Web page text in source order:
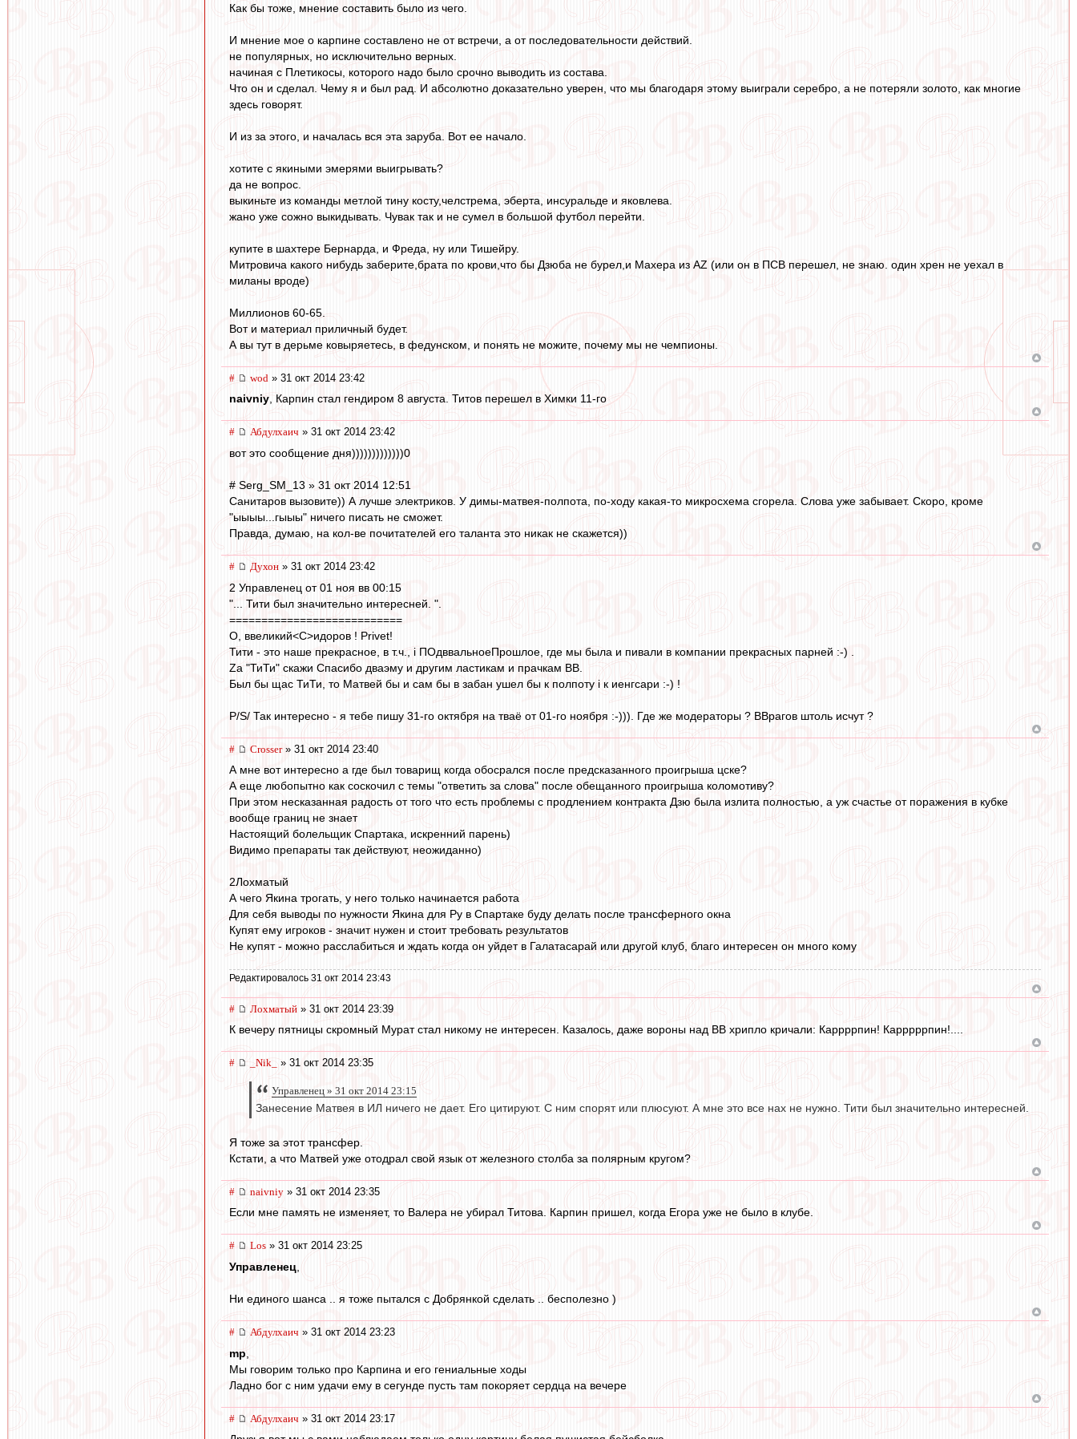
Как бы тоже, мнение составить было из чего.
И мнение мое о карпине составлено не от встречи, а от последовательности действий.
не популярных, но исключительно верных.
начиная с Плетикосы, которого надо было срочно выводить из состава.
Что он и сделал. Чему я и был рад. И абсолютно доказательно уверен, что мы благодаря этому выиграли серебро, а не потеряли золото, как многие
здесь говорят.
И из за этого, и началась вся эта заруба. Вот ее начало.
хотите с якиными эмерями выигрывать?
да не вопрос.
выкиньте из команды метлой тину косту,челстрема, эберта, инсуральде и яковлева.
жано уже сожно выкидывать. Чувак так и не сумел в большой футбол перейти.
купите в шахтере Бернарда, и Фреда, ну или Тишейру.
Митровича какого нибудь заберите,брата по крови,что бы Дзюба не бурел,и Махера из АZ (или он в ПСВ перешел, не знаю. один хрен не уехал в
миланы вроде)
Миллионов 60-65.
Вот и материал приличный будет.
А вы тут в дерьме ковыряетесь, в федунском, и понять не можите, почему мы не чемпионы.
# wod » 31 окт 2014 23:42
naivniy, Карпин стал гендиром 8 августа. Титов перешел в Химки 11-го
# Абдулхаич » 31 окт 2014 23:42
вот это сообщение дня)))))))))))))0
# Serg_SM_13 » 31 окт 2014 12:51
Санитаров вызовите)) А лучше электриков. У димы-матвея-полпота, по-ходу какая-то микросхема сгорела. Слова уже забывает. Скоро, кроме
"ыыыы...гыыы" ничего писать не сможет.
Правда, думаю, на кол-ве почитателей его таланта это никак не скажется))
# Духон » 31 окт 2014 23:42
2 Управленец от 01 ноя вв 00:15
"... Тити был значительно интересней. ".
===========================
О, ввеликий<C>идоров ! Privet!
Тити - это наше прекрасное, в т.ч., i ПОдввальноеПрошлое, где мы была и пивали в компании прекрасных парней :-) .
Zа "ТиТи" скажи Спасибо дваэму и другим ластикам и прачкам ВВ.
Был бы щас ТиТи, то Матвей бы и сам бы в забан ушел бы к полпоту i к иенгсари :-) !
P/S/ Так интересно - я тебе пишу 31-го октября на тваё от 01-го ноября :-))). Где же модераторы ? ВВрагов штоль исчут ?
# Crosser» 31 окт 2014 23:40
А мне вот интересно а где был товарищ когда обосрался после предсказанного проигрыша цске?
А еще любопытно как соскочил с темы "ответить за слова" после обещанного проигрыша коломотиву?
При этом несказанная радость от того что есть проблемы с продлением контракта Дзю была излита полностью, а уж счастье от поражения в кубке
вообще границ не знает
Настоящий болельщик Спартака, искренний парень)
Видимо препараты так действуют, неожиданно)
2Лохматый
А чего Якина трогать, у него только начинается работа
Для себя выводы по нужности Якина для Ру в Спартаке буду делать после трансферного окна
Купят ему игроков - значит нужен и стоит требовать результатов
Не купят - можно расслабиться и ждать когда он уйдет в Галатасарай или другой клуб, благо интересен он много кому
Редактировалось 31 окт 2014 23:43
# Лохматый » 31 окт 2014 23:39
К вечеру пятницы скромный Мурат стал никому не интересен. Казалось, даже вороны над ВВ хрипло кричали: Каррррпин! Карррррпин!....
# _Nik_ » 31 окт 2014 23:35
Управленец » 31 окт 2014 23:15
Занесение Матвея в ИЛ ничего не дает. Его цитируют. С ним спорят или плюсуют. А мне это все нах не нужно. Тити был значительно интересней.
Я тоже за этот трансфер.
Кстати, а что Матвей уже отодрал свой язык от железного столба за полярным кругом?
# naivniy » 31 окт 2014 23:35
Если мне память не изменяет, то Валера не убирал Титова. Карпин пришел, когда Егора уже не было в клубе.
# Los » 31 окт 2014 23:25
Управленец
Ни единого шанса .. я тоже пытался с Добрянкой сделать .. бесполезно )
# Абдулхаич » 31 окт 2014 23:23
mp
Мы говорим только про Карпина и его гениальные ходы
Ладно бог с ним удачи ему в сегунде пусть там покоряет сердца на вечере
# Абдулхаич » 31 окт 2014 23:17